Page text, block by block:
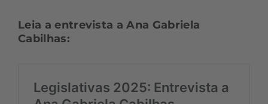
Leia a entrevista a Ana Gabriela
Cabilhas: